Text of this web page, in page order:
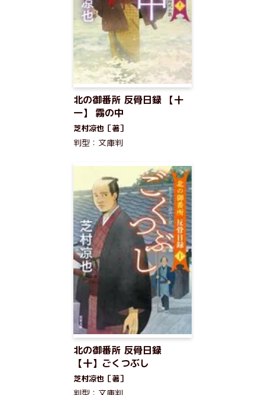
北の御番所 反骨日録 【十
一】 霧の中
芝村凉也［著］
判型：文庫判
北の御番所 反骨日録
【十】ごくつぶし
芝村凉也［著］